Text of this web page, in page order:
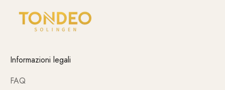
Informazioni legali
FAQ